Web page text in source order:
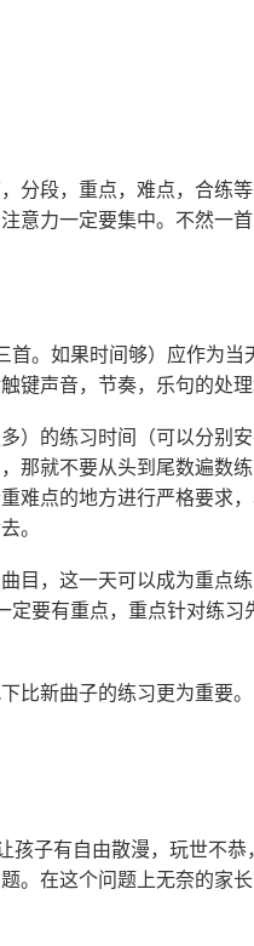
分段，重点，难点，合练
意力一定要集中。不然一
。如果时间够）应作为
键声音，节奏，乐句的处理
）的练习时间（可以分别
那就不要从头到尾数遍数
难点的地方进行严格要求
。
目，这一天可以成为重点
要有重点，重点针对练
比新曲子的练习更为重要。
子有自由散漫，玩世不
。在这个问题上无奈的家